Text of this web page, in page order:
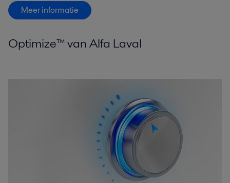
Meer informatie
Optimize™ van Alfa Laval